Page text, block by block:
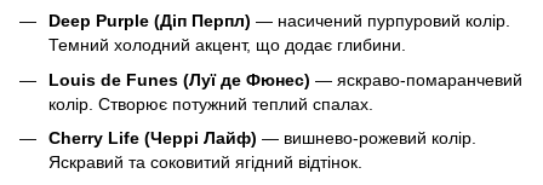
Deep Purple (Діп Перпл) — насичений пурпуровий колір.
Темний холодний акцент, що додає глибини.
Louis de Funes (Луї де Фюнес) — яскраво-помаранчевий
колір. Створює потужний теплий спалах.
Cherry Life (Черрі Лайф) — вишнево-рожевий колір.
Яскравий та соковитий ягідний відтінок.